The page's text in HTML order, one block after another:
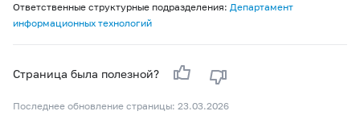
Ответственные структурные подразделения: Департамент
информационных технологий
Страница была полезной?
Последнее обновление страницы: 23.03.2026